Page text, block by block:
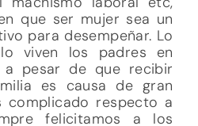
que ser mujer sea un
para desempeñar. Lo
viven los padres en
a pesar de que recibir
es causa de gran
complicado respecto a
felicitamos a los